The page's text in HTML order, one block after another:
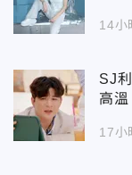
14小
SJ
高
17小